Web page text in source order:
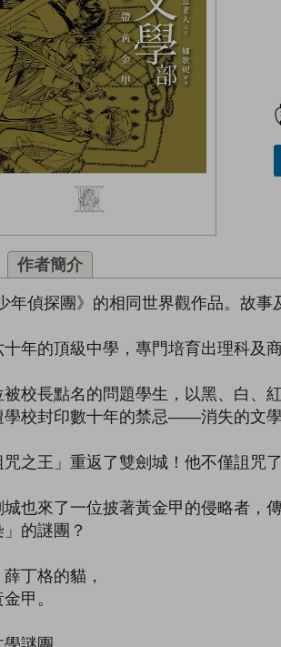
作者簡介
年偵探團》的相同世界觀作品。故事
年的頂級中學，專門培育出理科及
校長點名的問題學生，以黑、白、
學校封印數十年的禁忌——消失的文學
之王」重返了雙劍城！他不僅詛咒
城也來了一位披著黃金甲的侵略者，
」的謎團？
丁格的貓，
甲。